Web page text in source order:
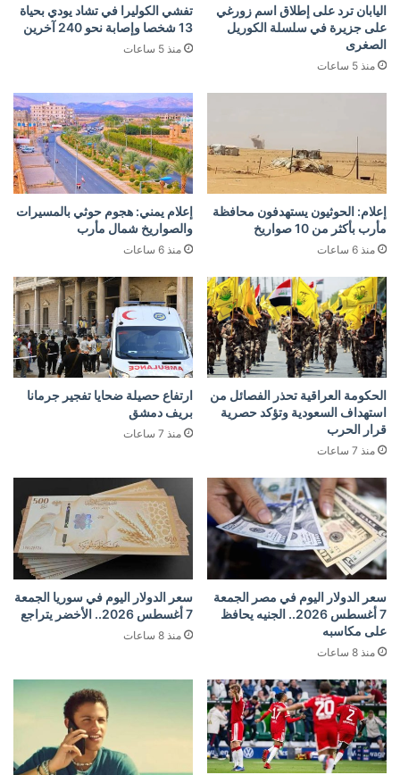
اليابان ترد على إطلاق اسم زورغي
على جزيرة في سلسلة الكوريل
الصغرى
منذ 5 ساعات
تفشي الكوليرا في تشاد يودي بحياة
13 شخصا وإصابة نحو 240 آخرين
منذ 5 ساعات
إعلام: الحوثيون يستهدفون محافظة
مأرب بأكثر من 10 صواريخ
منذ 6 ساعات
إعلام يمني: هجوم حوثي بالمسيرات
والصواريخ شمال مأرب
منذ 6 ساعات
الحكومة العراقية تحذر الفصائل من
استهداف السعودية وتؤكد حصرية
قرار الحرب
منذ 7 ساعات
ارتفاع حصيلة ضحايا تفجير جرمانا
بريف دمشق
منذ 7 ساعات
سعر الدولار اليوم في مصر الجمعة
7 أغسطس 2026.. الجنيه يحافظ
على مكاسبه
منذ 8 ساعات
سعر الدولار اليوم في سوريا الجمعة
7 أغسطس 2026.. الأخضر يتراجع
منذ 8 ساعات